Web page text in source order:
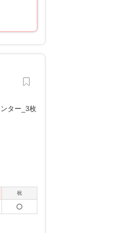
祝